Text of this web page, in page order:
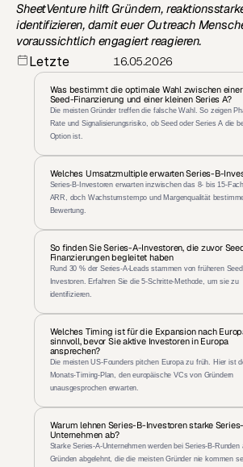
SheetVenture hilft Gründern,
identifizieren, damit euer Outreach
voraussichtlich engagiert reagieren.
Letzte
Aktualisierun
16.05.2026
Was bestimmt die optimale Wahl zwischen
Seed-Finanzierung und einer kleinen Series A?
Die meisten Gründer treffen die falsche Wahl. So zeigen
Rate und Signalisierungsrisiko, ob Seed oder Series A die
Option ist.
Welches Umsatzmultiple erwarten Series-B-
Series-B-Investoren erwarten inzwischen das 8- bis 15-
ARR, doch Wachstumstempo und Margenqualität
Bewertung.
So finden Sie Series-A-Investoren, die zuvor
Finanzierungen begleitet haben
Rund 30 % der Series-A-Leads stammen von früheren
Investoren. Erfahren Sie die 5-Schritte-Methode, um sie zu
identifizieren.
Welches Timing ist für die Expansion nach
sinnvoll, bevor Sie aktive Investoren in Europa
ansprechen?
Die meisten US-Founders pitchen Europa zu früh. Hier ist
Monats-Timing-Plan, den europäische VCs von Gründern
unausgesprochen erwarten.
Warum lehnen Series-B-Investoren starke
Unternehmen ab?
Starke Series-A-Unternehmen werden bei Series-B-Runden
Gründen abgelehnt, die die meisten Gründer nie kommen